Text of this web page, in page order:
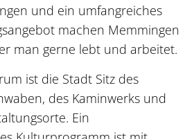
und ein umfangreiches
machen Memmingen
man gerne lebt und arbeitet.
ist die Stadt Sitz des
des Kaminwerks und
Ein